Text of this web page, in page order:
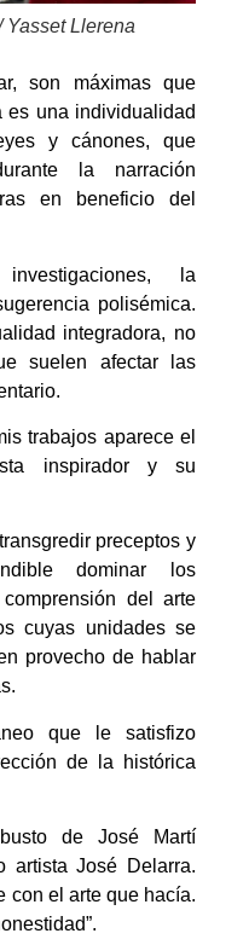
Yasset Llerena
son máximas que
una individualidad
y cánones, que
la narración
en beneficio del
la
polisémica.
integradora, no
suelen afectar las
trabajos aparece el
inspirador y su
preceptos y
dominar los
del arte
cuyas unidades se
provecho de hablar
que le satisfizo
de la histórica
de José Martí
artista José Delarra.
con el arte que hacía.